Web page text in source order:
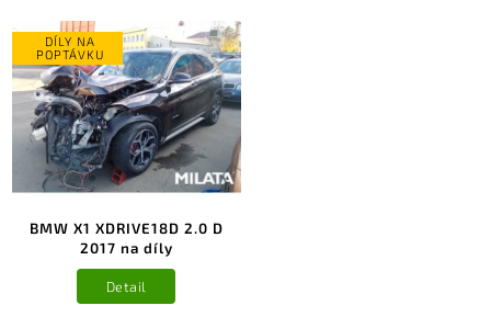
DÍLY NA
POPTÁVKU
BMW X1 XDRIVE18D 2.0 D
2017 na díly
Detail